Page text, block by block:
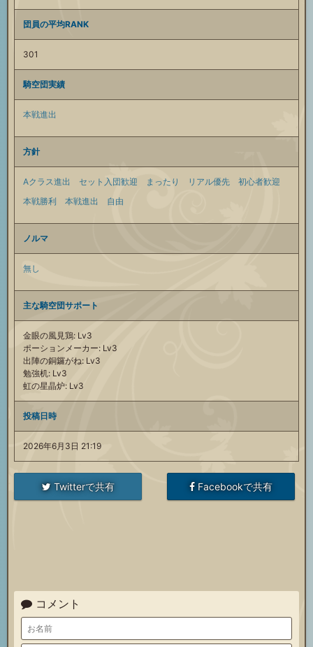
団員の平均RANK
301
騎空団実績
本戦進出
方針
Aクラス進出 セット入団歓迎 まったり リアル優先
初心者歓迎
本戦勝利
本戦進出 自由
ノルマ
無し
主な騎空団サポート
金眼の風見鶏: Lv3
ポーションメーカー: Lv3
出陣の銅鑼がね: Lv3
勉強机: Lv3
虹の星晶炉: Lv3
投稿日時
2026年6月3日 21:19
Twitterで共有 Facebookで共有
コメント